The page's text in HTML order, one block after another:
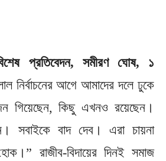
প্রতিবেদন, সমীরণ ঘোষ, ১
নির্বাচনের আগে আমাদের দলে ঢুকে
গিয়েছেন, কিছু এখনও রয়েছেন।
সবাইকে বাদ দেব। এরা চায়না
রাজীব-বিদায়ের দিনই সমাজ